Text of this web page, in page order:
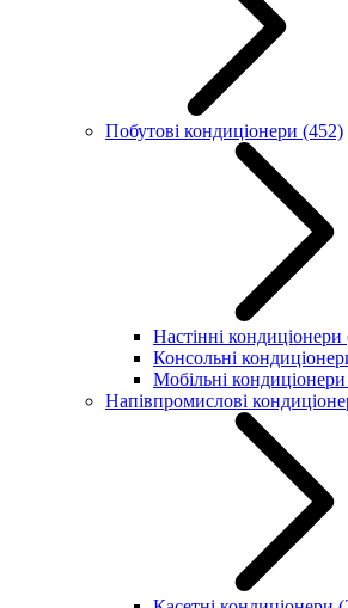
Побутові кондиціонери (452)
Настінні кондиціонери
Консольні
Мобільні кондиціонери
Напівпромислові